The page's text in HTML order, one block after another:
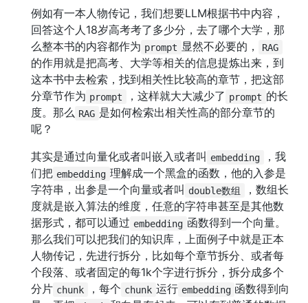
例如有一本人物传记，我们想要LLM根据书中内容，
回答这个人18岁高考考了多少分，去了哪个大学，那
么整本书的内容都作为 prompt 显然不必要的， RAG
的作用就是把高考、大学等相关的信息提炼出来，到
这本书中去检索，找到相关性比较高的章节，把这部
分章节作为 prompt ，这样就大大减少了 prompt 的长
度。那么 RAG 是如何检索出相关性高的部分章节的
呢？
其实是通过向量化或者叫嵌入或者叫 embedding
，我
们把 embedding 理解成一个黑盒的函数，他的入参是
字符串，出参是一个向量或者叫 double数组
，数组长
度就是嵌入算法的维度，任意的字符串甚至是其他数
据形式，都可以通过 embedding 函数得到一个向量。
那么我们可以把我们的知识库，上面例子中就是正本
人物传记，先进行拆分，比如每个章节拆分、或者每
个段落、或者固定的每1k个字进行拆分，拆分成多个
分片 chunk ，每个 chunk 运行 embedding 函数得到向